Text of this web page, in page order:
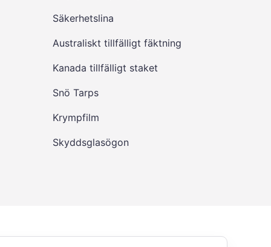
Säkerhetslina
Australiskt tillfälligt fäktning
Kanada tillfälligt staket
Snö Tarps
Krympfilm
Skyddsglasögon